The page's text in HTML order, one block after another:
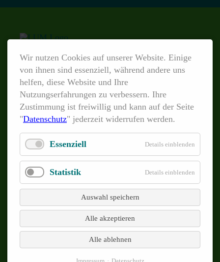
PRODUKTE
Navigation
überspringen
LUMiSizer®
LUMiFuge®
LUMiReader® PSA
LUMiSpoc®
LUMiReader® X-Ray
LUMiFrac®
LUMiFlector® At-line-Variante
LUMiFlector® In-line-Variante
TECHNOLOGIEN
Wir nutzen Cookies auf unserer Website. Einige
von ihnen sind essenziell, während andere uns
helfen, diese Website und Ihre
Nutzungserfahrungen zu verbessern. Ihre
Zustimmung ist freiwillig und kann auf der Seite
"Datenschutz" jederzeit widerrufen werden.
Essenziell Details einblenden
Statistik Details einblenden
Auswahl speichern
Alle akzeptieren
Alle ablehnen
Impressum Datenschutz